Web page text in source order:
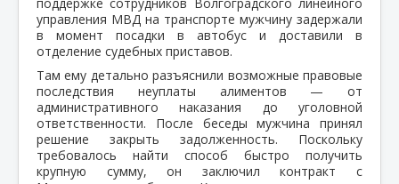
управления МВД на транспорте мужчину задержали
в момент посадки в автобус и доставили в
отделение судебных приставов.
Там ему детально разъяснили возможные правовые
последствия неуплаты алиментов — от
административного наказания до уголовной
ответственности. После беседы мужчина принял
решение закрыть задолженность. Поскольку
требовалось найти способ быстро получить
крупную сумму, он заключил контракт с